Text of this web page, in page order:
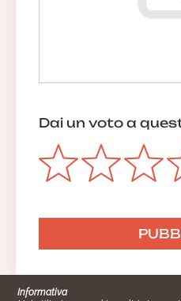
Dai un voto a
Informativa